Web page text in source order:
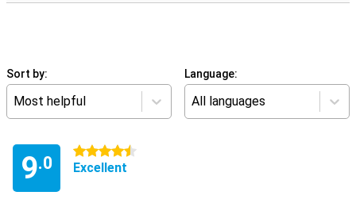
Sort by:
Most helpful
Language:
All languages
9.0
4.5 stars
Excellent